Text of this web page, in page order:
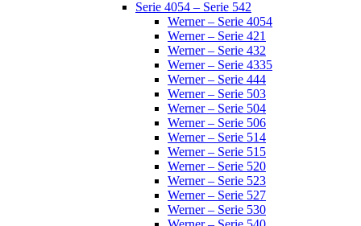
Serie 4054 – Serie 542
Werner – Serie 4054
Werner – Serie 421
Werner – Serie 432
Werner – Serie 4335
Werner – Serie 444
Werner – Serie 503
Werner – Serie 504
Werner – Serie 506
Werner – Serie 514
Werner – Serie 515
Werner – Serie 520
Werner – Serie 523
Werner – Serie 527
Werner – Serie 530